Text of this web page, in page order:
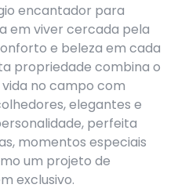
encantador para
em viver cercada pela
e beleza em cada
propriedade combina o
no campo com
elegantes e
perfeita
momentos especiais
um projeto de
exclusivo.